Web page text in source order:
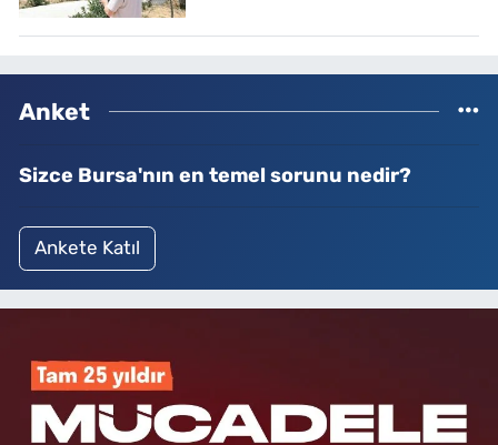
Anket
Sizce Bursa'nın en temel sorunu nedir?
Ankete Katıl